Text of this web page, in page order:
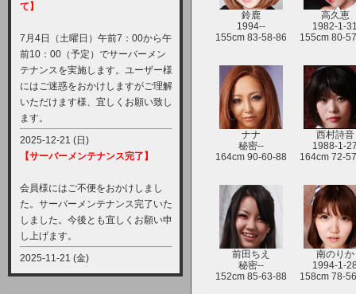
て】
7月4日（土曜日）午前7：00から午
前10：00（予定）でサーバーメン
テナンスを実施します。ユーザー様
にはご迷惑をおかけしますがご理解
いただけます様、宜しくお願い致し
ます。
2025-12-21 (日)
【サーバーメンテナンス完了】
会員様にはご不便をおかけしまし
た。サーバーメンテナンス完了いた
しました。今後とも宜しくお願い申
し上げます。
2025-11-21 (金)
【サーバーメンテナンス実施につい
鈴鹿
1994--
155cm 83-58-86
高久恵
1982-1-
155cm 80-
ナナ
秘密--
164cm 90-60-88
西村詩音
1988-1-
164cm 72-
前田ちえ
秘密--
152cm 85-63-88
南のりか
1994-1-
158cm 78-